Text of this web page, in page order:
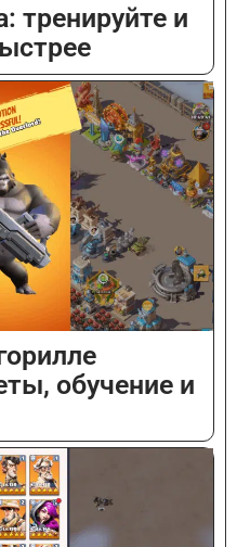
тренируйте и
обучение и